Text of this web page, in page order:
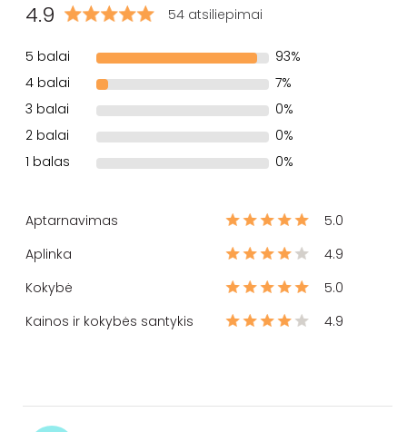
4.9 54 atsiliepimai
5 balai
93%
4 balai
7%
3 balai
0%
2 balai
0%
1 balas
0%
Aptarnavimas
5.0
Aplinka
4.9
Kokybė
5.0
Kainos ir kokybės santykis
4.9